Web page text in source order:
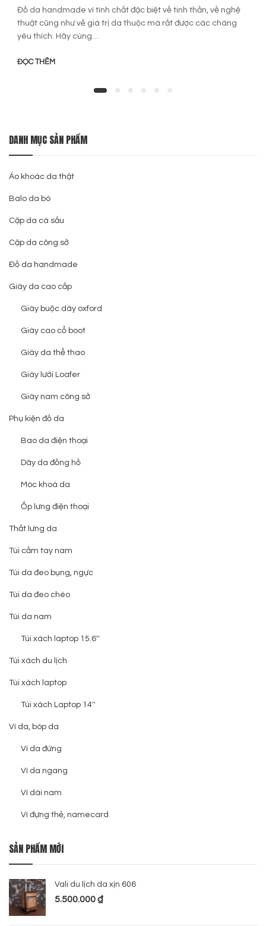
Đồ da handmade vì tính chất đặc biệt về tinh thần, về nghệ
thuật cũng như về giá trị da thuộc mà rất được các chàng
yêu thích. Hãy cùng…
ĐỌC THÊM
DANH MỤC SẢN PHẨM
Áo khoác da thật
Balo da bò
Cặp da cá sấu
Cặp da công sở
Đồ da handmade
Giày da cao cấp
Giày buộc dây oxford
Giày cao cổ boot
Giày da thể thao
Giày lười Loafer
Giày nam công sở
Phụ kiện đồ da
Bao da điện thoại
Dây da đồng hồ
Móc khoá da
Ốp lưng điện thoại
Thắt lưng da
Túi cầm tay nam
Túi da đeo bụng, ngực
Túi da đeo chéo
Túi da nam
Túi xách laptop 15.6''
Túi xách du lịch
Túi xách laptop
Túi xách Laptop 14''
Ví da, bóp da
Ví da đứng
Ví da ngang
Ví dài nam
Ví đựng thẻ, namecard
SẢN PHẨM MỚI
Vali du lịch da xịn 606
5.500.000₫